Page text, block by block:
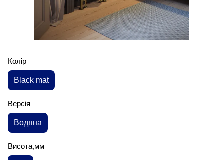
Колір
Black mat
Версія
Водяна
Висота,мм